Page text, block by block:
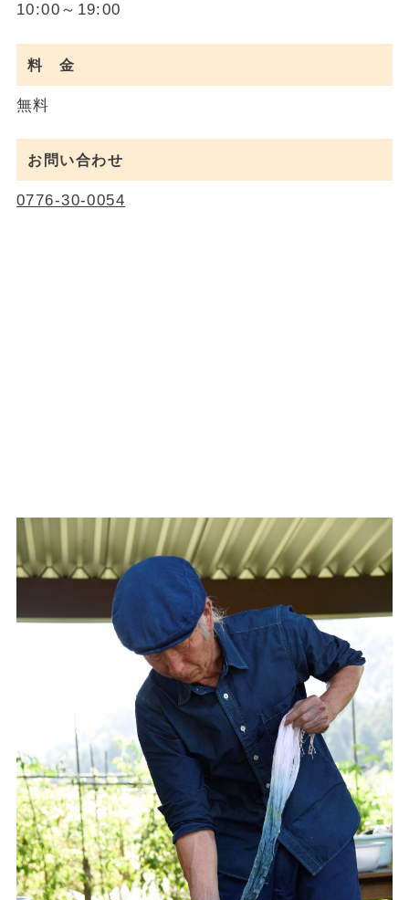
10:00～19:00
料 金
無料
お問い合わせ
0776-30-0054